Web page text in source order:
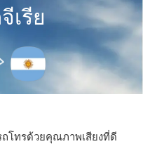
เรีย
โทรด้วยคุณภาพเสียงที่ดี